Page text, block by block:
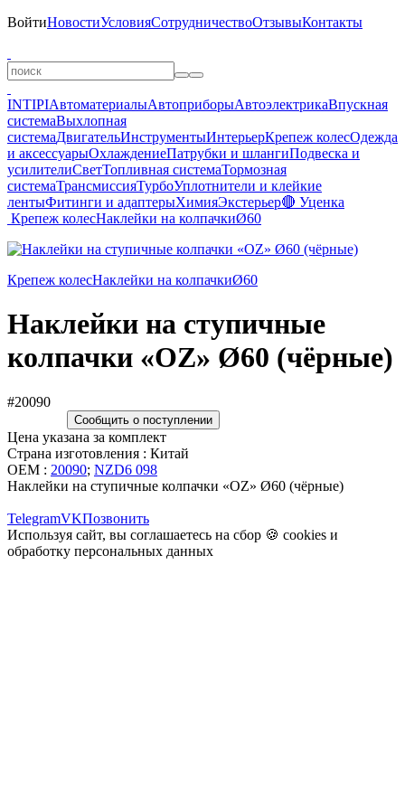
ВойтиНовостиУсловияСотрудничествоОтзывыКонтакты
INTIPIАвтоматериалыАвтоприборыАвтоэлектрикаВпускная
системаВыхлопная
системаДвигательИнструментыИнтерьерКрепеж колесОдежда
и аксессуарыОхлаждениеПатрубки и шлангиПодвеска и
усилителиСветТопливная системаТормозная
системаТрансмиссияТурбоУплотнители и клейкие
лентыФитинги и адаптерыХимияЭкстерьер🔴 Уценка
Крепеж колесНаклейки на колпачкиØ60
Крепеж колесНаклейки на колпачкиØ60
Наклейки на ступичные
колпачки «OZ» Ø60 (чёрные)
#20090
Сообщить о поступлении
Цена указана за комплект
Страна изготовления : Китай
OEM : 20090; NZD6 098
Наклейки на ступичные колпачки «OZ» Ø60 (чёрные)
TelegramVKПозвонить
Используя сайт, вы соглашаетесь на сбор 🍪 cookies и
обработку персональных данных